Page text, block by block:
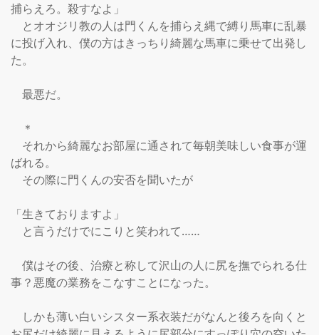
捕らえろ。殺すなよ」
とオオジリ教の人は門くんを捕らえ縄で縛り馬車に乱暴
に投げ入れ、僕の方はきっちり綺麗な馬車に乗せて出発し
た。
最悪だ。
＊
それから綺麗なお部屋に通されて毎朝美味しい食事が運
ばれる。
その際に門くんの安否を聞いたが
「生きておりますよ」
と言うだけでにこりと笑われて……
僕はその後、治療と称して沢山の人に尻を撫でられる仕
事？悪魔の業務をこなすことになった。
しかも薄い白いシスター系衣装だがなんと後ろを向くと